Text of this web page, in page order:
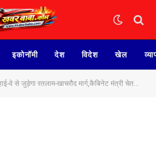
इकोनॉमी देश विदेश खेल
खाचरौद मार्ग,कैबिनेट मंत्री चेतन्य काश्यप ने की फोर-लेन निर्माण की समीक्षा